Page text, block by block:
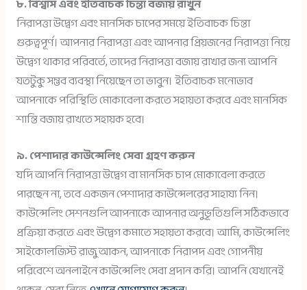
৮. বিশ্বাস এবং ইতিবাচক চিন্তা বজায় রাখুন
নিরাপত্তা উদ্বেগ এবং মানসিক চাপের সময়ে ইতিবাচক চিন্তা
গুরুত্বপূর্ণ। আপনার নিরাপত্তা এবং আপনার প্রিয়জনের নিরাপত্তা নিয়ে
উদ্বেগ থাকার পরিবর্তে, তাদের নিরাপত্তা বজায় রাখার জন্য আপনি
যতটুকু সম্ভব ব্যবস্থা নিয়েছেন তা ভাবুন। ইতিবাচক মনোভাব
আপনাকে পরিস্থিতি মোকাবেলা করতে সহায়তা করবে এবং মানসিক
শান্তি বজায় রাখতে সহায়ক হবে।
৯. পেশাদার কাউন্সেলিং সেবা গ্রহণ করুন
যদি আপনি নিরাপত্তা উদ্বেগ বা মানসিক চাপ মোকাবেলা করতে
পারছেন না, তবে একজন পেশাদার কাউন্সেলরের সাহায্য নিন।
কাউন্সেলিং সেশনগুলি আপনাকে আপনার অনুভূতিগুলি সঠিকভাবে
প্রক্রিয়া করতে এবং উদ্বেগ কমাতে সহায়তা করবে। আমি, কাউন্সেলিং
সাইকোলজিস্ট রাজু আকন, আপনাকে নিরাপদ এবং গোপনীয়
পরিবেশে অনলাইনে কাউন্সেলিং সেবা প্রদান করি। আপনি যেখানেই